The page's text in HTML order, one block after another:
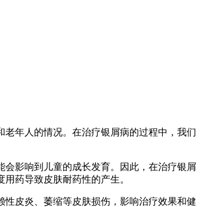
年人的情况。在治疗银屑病的过程中，我们
影响到儿童的成长发育。因此，在治疗银屑
药导致皮肤耐药性的产生。
皮炎、萎缩等皮肤损伤，影响治疗效果和健